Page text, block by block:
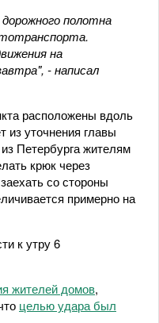
полотна
на
- написал
расположены вдоль
из уточнения главы
Петербурга жителям
крюк через
со стороны
примерно на
к утру 6
жителей домов,
целью удара был